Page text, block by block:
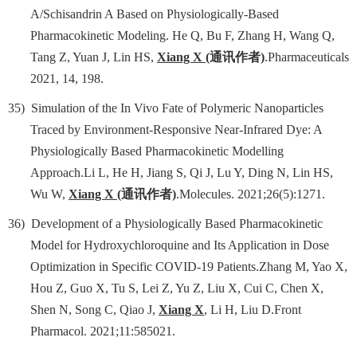
A/Schisandrin A Based on Physiologically-Based
Pharmacokinetic Modeling. He Q, Bu F, Zhang H, Wang Q,
Tang Z, Yuan J, Lin HS, Xiang X (通讯作者).Pharmaceuticals
2021, 14, 198.
35) Simulation of the In Vivo Fate of Polymeric Nanoparticles
Traced by Environment-Responsive Near-Infrared Dye: A
Physiologically Based Pharmacokinetic Modelling
Approach.Li L, He H, Jiang S, Qi J, Lu Y, Ding N, Lin HS,
Wu W, Xiang X (通讯作者).Molecules. 2021;26(5):1271.
36) Development of a Physiologically Based Pharmacokinetic
Model for Hydroxychloroquine and Its Application in Dose
Optimization in Specific COVID-19 Patients.Zhang M, Yao X,
Hou Z, Guo X, Tu S, Lei Z, Yu Z, Liu X, Cui C, Chen X,
Shen N, Song C, Qiao J, Xiang X, Li H, Liu D.Front
Pharmacol. 2021;11:585021.